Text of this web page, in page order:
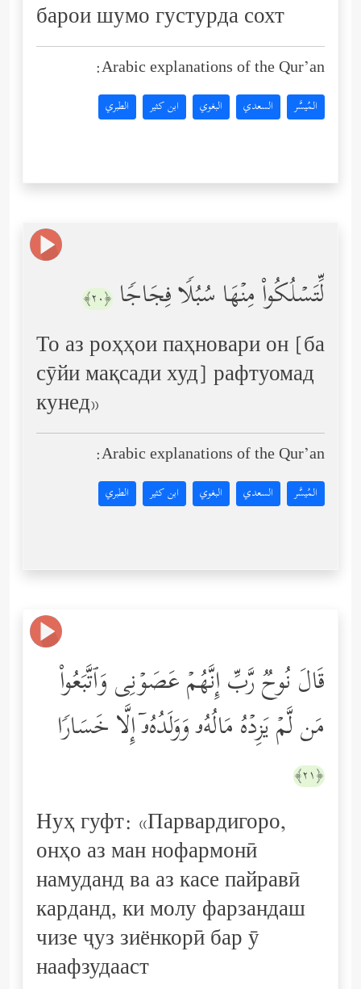
барои шумо густурда сохт
Arabic explanations of the Qur’an:
المُيسَّر السعدي البغوي ابن كثير الطبري
لِّتَسۡلُكُواْ مِنۡهَا سُبُلࣰا فِجَاجࣰا ﴿٢٠﴾
То аз роҳҳои паҳновари он [ба
сӯйи мақсади худ] рафтуомад
кунед»
Arabic explanations of the Qur’an:
المُيسَّر السعدي البغوي ابن كثير الطبري
قَالَ نُوحࣱ رَّبِّ إِنَّهُمۡ عَصَوۡنِی وَٱتَّبَعُواْ
مَن لَّمۡ یَزِدۡهُ مَالُهُۥ وَوَلَدُهُۥۤ إِلَّا خَسَارࣰا
﴿٢١﴾
Нуҳ гуфт: «Парвардигоро,
онҳо аз ман нофармонӣ
намуданд ва аз касе пайравӣ
карданд, ки молу фарзандаш
чизе ҷуз зиёнкорӣ бар ӯ
наафзудааст